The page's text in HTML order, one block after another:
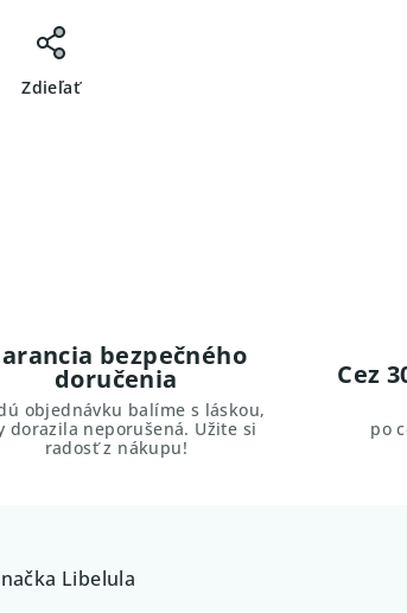
Zdieľať
bezpečného
doručenia
objednávku balíme s láskou,
dorazila neporušená. Užite si
radosť z nákupu!
Cez
po
Libelula